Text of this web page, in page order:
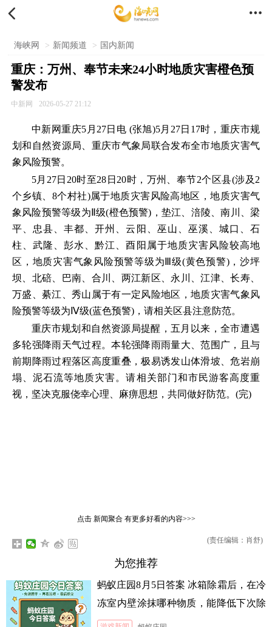
 
海峡网 > 新闻频道 > 国内新闻
重庆：万州、奉节未来24小时地质灾害橙色预
警发布
中新网 2026-05-27 21:12
中新网重庆5月27日电 (张旭)5月27日17时，重庆市规
划和自然资源局、重庆市气象局联合发布全市地质灾害气
象风险预警。
5月27日20时至28日20时，万州、奉节2个区县(涉及2
个乡镇、8个村社)属于地质灾害风险高地区，地质灾害气
象风险预警等级为Ⅱ级(橙色预警)，垫江、涪陵、南川、梁
平、忠县、丰都、开州、云阳、巫山、巫溪、城口、石
柱、武隆、彭水、黔江、酉阳属于地质灾害风险较高地
区，地质灾害气象风险预警等级为Ⅲ级(黄色预警)，沙坪
坝、北碚、巴南、合川、两江新区、永川、江津、长寿、
万盛、綦江、秀山属于有一定风险地区，地质灾害气象风
险预警等级为Ⅳ级(蓝色预警)，请相关区县注意防范。
重庆市规划和自然资源局提醒，五月以来，全市遭遇
多轮强降雨天气过程。本轮强降雨雨量大、范围广，且与
前期降雨过程落区高度重叠，极易诱发山体滑坡、危岩崩
塌、泥石流等地质灾害。请相关部门和市民游客高度重
视，坚决克服侥幸心理、麻痹思想，共同做好防范。(完)
点击 新闻聚合有更多好看的内容>>>
(责任编辑：肖舒)
为您推荐
蚂蚁庄园8月5日答案 冰箱除霜后，在冷
冻室内壁涂抹哪种物质，能降低下次除
霜的难度